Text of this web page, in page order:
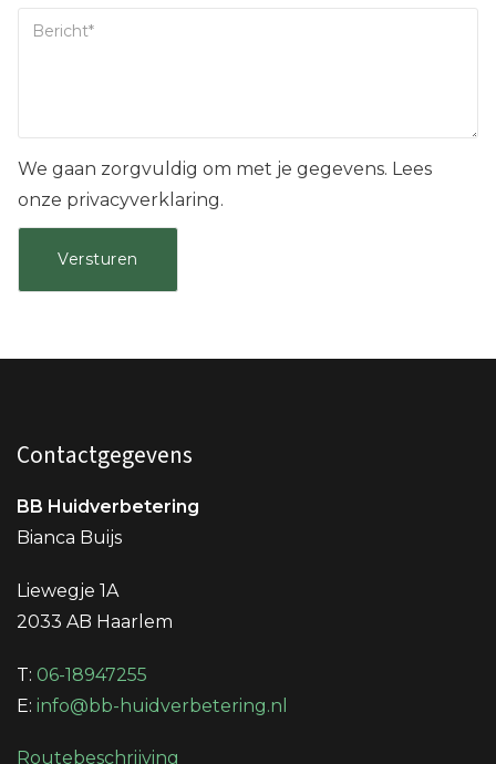
We gaan zorgvuldig om met je gegevens. Lees
onze privacyverklaring.
Contactgegevens
BB Huidverbetering
Bianca Buijs
Liewegje 1A
2033 AB Haarlem
T: 06-18947255
E: info@bb-huidverbetering.nl
Routebeschrijving